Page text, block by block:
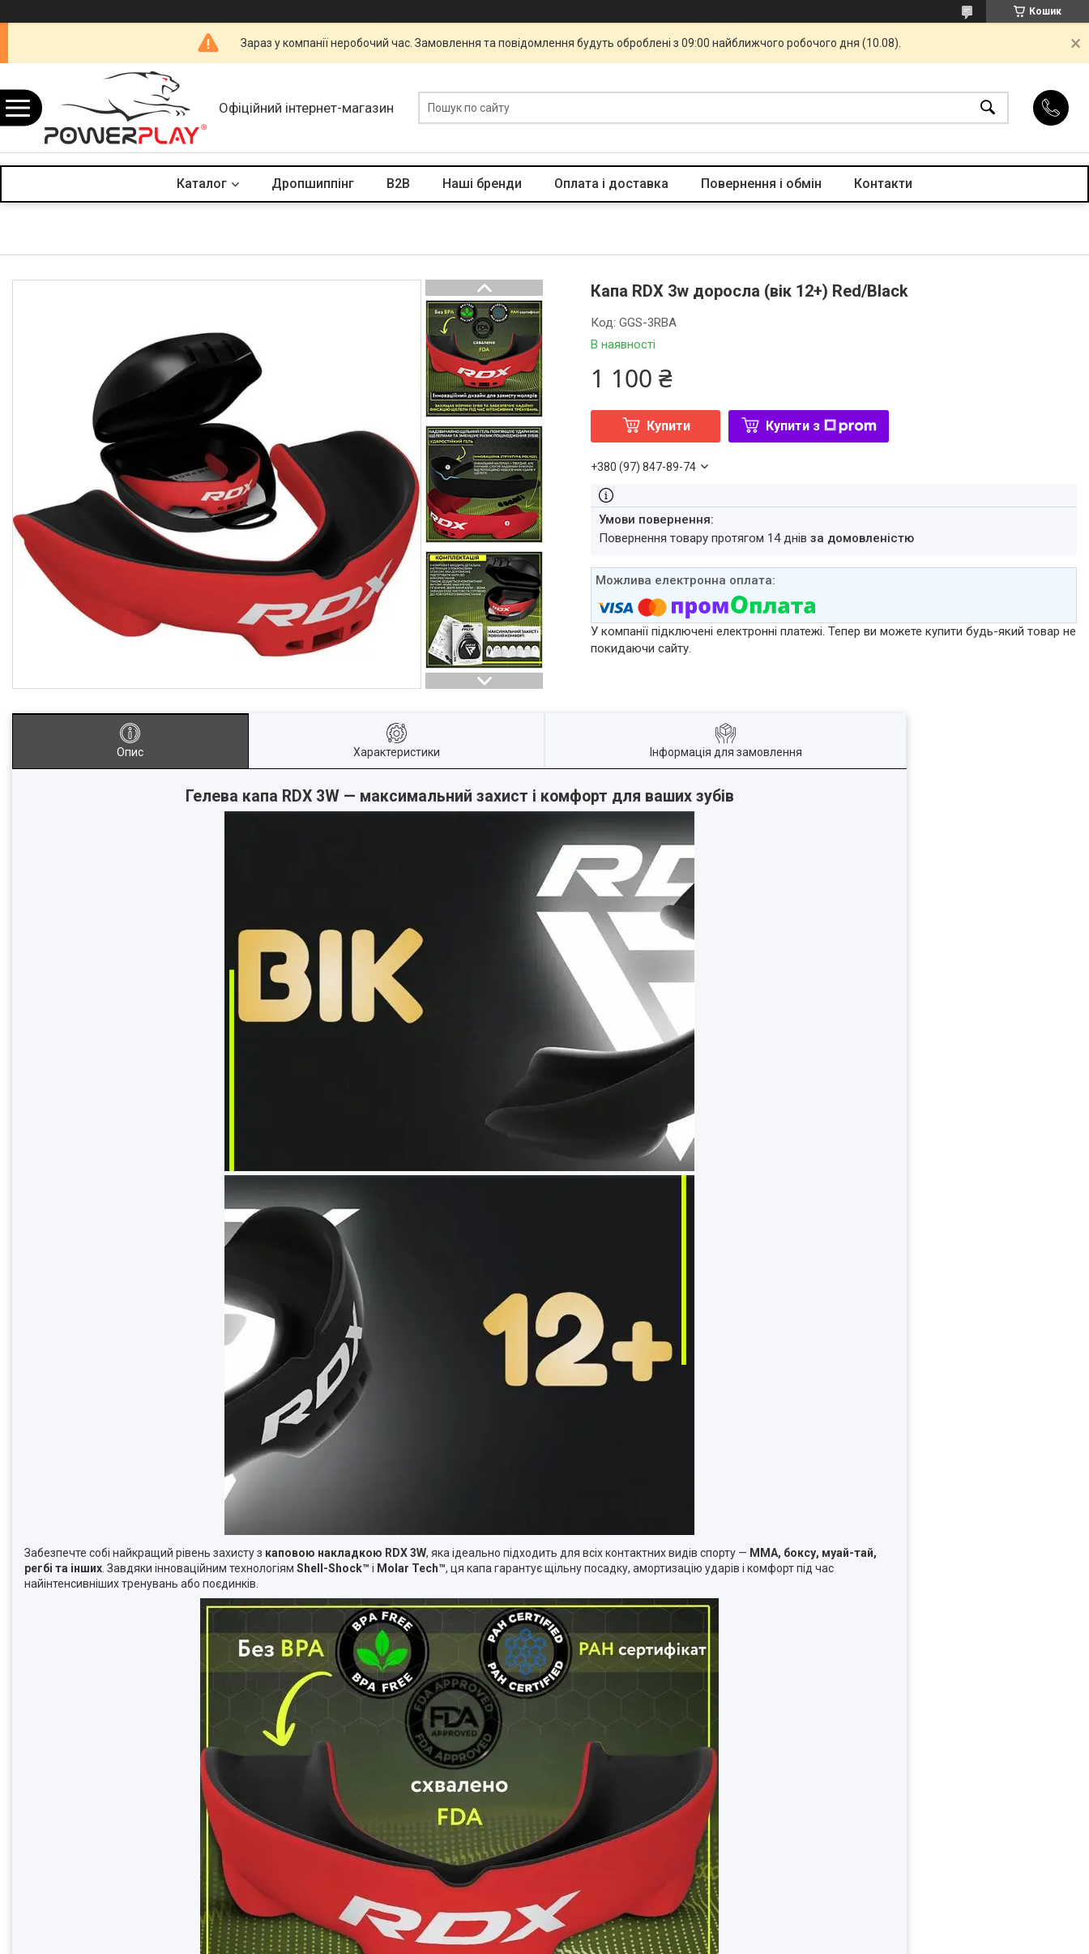
Кошик
Зараз у компанії неробочий час. Замовлення та повідомлення будуть оброблені з 09:00 найближчого робочого дня (10.08).
Офіційний інтернет-магазин
Каталог Дропшиппінг B2B Наші бренди Оплата і доставка Повернення і обмін Контакти
Капа RDX 3w доросла (вік 12+) Red/Black
В наявності
Код:GGS-3RBA
1 100 ₴
Купити Купити з
+380 (97) 847-89-74
повернення товару протягом 14 днівза домовленістю
У компанії підключені електронні платежі. Тепер ви можете купити будь-який товар не
покидаючи сайту.
Опис Характеристики Інформація для замовлення
Гелева капа RDX 3W — максимальний захист і комфорт для ваших зубів
Забезпечте собі найкращий рівень захисту з каповою накладкою RDX 3W, яка ідеально підходить для всіх контактних видів спорту — ММА, боксу, муай-тай,
регбі та інших . Завдяки інноваційним технологіям Shell-Shock™ і Molar Tech™, ця капа гарантує щільну посадку, амортизацію ударів і комфорт під час
найінтенсивніших тренувань або поєдинків.